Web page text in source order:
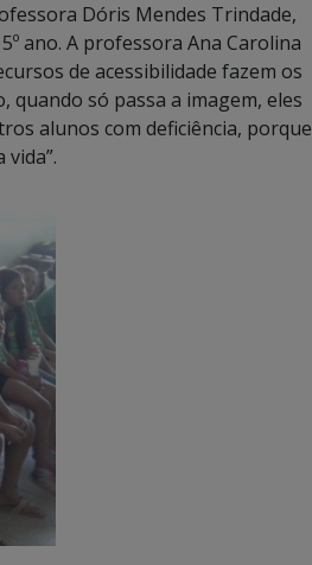
Dóris Mendes Trindade,
ano. A professora Ana Carolina
de acessibilidade fazem os
quando só passa a imagem, eles
alunos com deficiência, porque